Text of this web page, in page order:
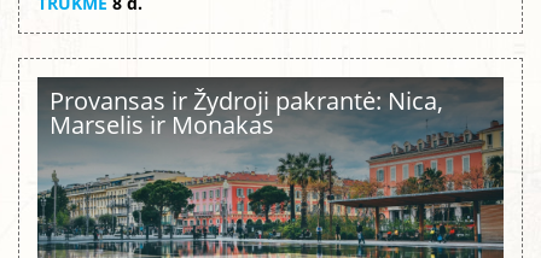
Provansas ir Žydroji pakrantė: Nica,
Marselis ir Monakas